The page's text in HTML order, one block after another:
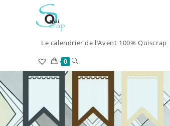
Le calendrier de l’Avent 100% Quiscrap
0 Toggle
website
search